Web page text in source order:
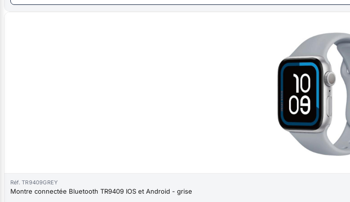
Réf. TR9409GREY
Montre connectée Bluetooth TR9409 IOS et Android - grise